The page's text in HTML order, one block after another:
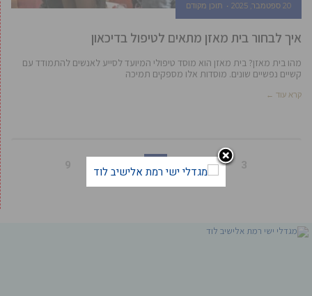
20 ספטמבר, 2025 תוכן מקודם
איך לבחור בית מאזן מתאים לטיפול בדיכאון
מהו בית מאזן? בית מאזן הוא מוסד טיפולי המיועד לסייע לאנשים להתמודד עם
קשיים נפשיים שונים. מוסדות אלו מספקים תמיכה
קרא עוד ←
3
4
5
9